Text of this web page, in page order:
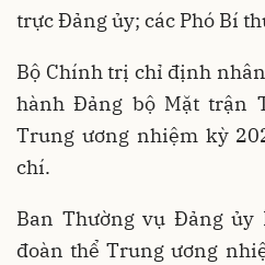
trực Đảng ủy; các Phó Bí
Bộ Chính trị chỉ định
hành Đảng bộ Mặt trận
Trung ương nhiệm kỳ
chí.
Ban Thường vụ Đảng ủy
đoàn thể Trung ương